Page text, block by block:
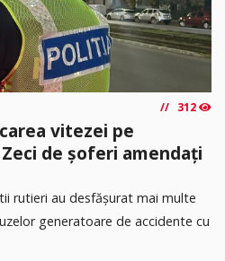
312
vitezei pe
de șoferi amendați
rutieri au desfășurat mai multe
generatoare de accidente cu